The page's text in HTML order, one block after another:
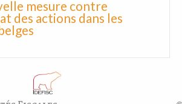
mesure contre
des actions dans les